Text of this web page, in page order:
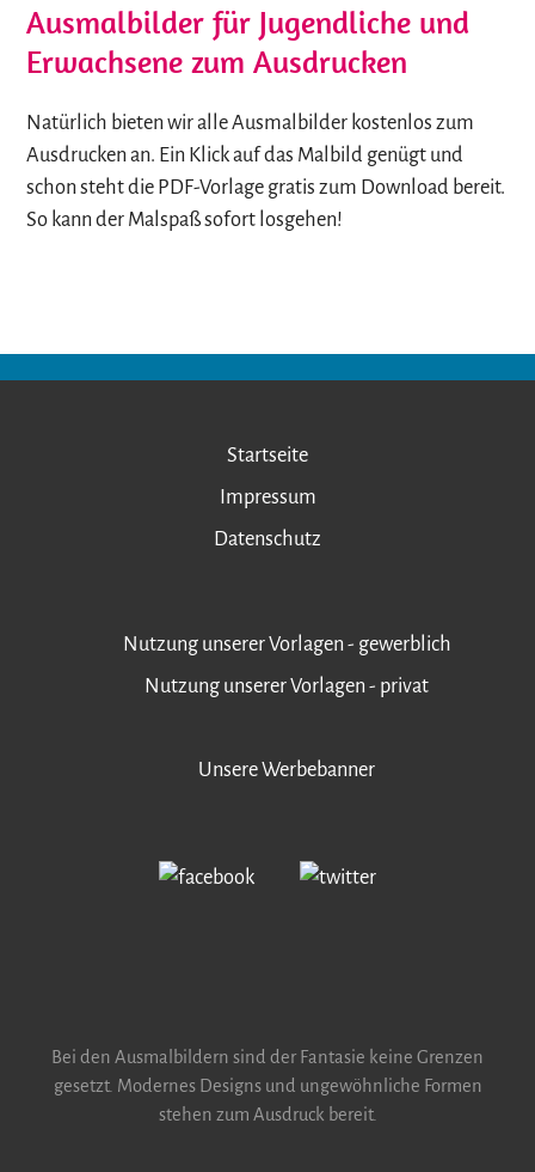
Ausmalbilder für Jugendliche und
Erwachsene zum Ausdrucken
Natürlich bieten wir alle Ausmalbilder kostenlos zum
Ausdrucken an. Ein Klick auf das Malbild genügt und
schon steht die PDF-Vorlage gratis zum Download bereit.
So kann der Malspaß sofort losgehen!
Startseite
Impressum
Datenschutz
Nutzung unserer Vorlagen - gewerblich
Nutzung unserer Vorlagen - privat
Unsere Werbebanner
Bei den Ausmalbildern sind der Fantasie keine Grenzen
gesetzt. Modernes Designs und ungewöhnliche Formen
stehen zum Ausdruck bereit.